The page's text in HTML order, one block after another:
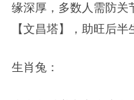
缘深厚，多数人需防关
【文昌塔】，助旺后半
生肖兔：